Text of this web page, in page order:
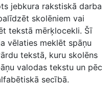
jebkura rakstiskā darba
skolēniem vai
tekstā mērķlocekli. Šī
vēlaties meklēt spāņu
tekstā, kuru skolēns
valodas tekstu un pēc
secībā.